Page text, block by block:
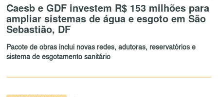
Caesb e GDF investem R$ 153 milhões para
ampliar sistemas de água e esgoto em São
Sebastião, DF
Pacote de obras inclui novas redes, adutoras, reservatórios e
sistema de esgotamento sanitário